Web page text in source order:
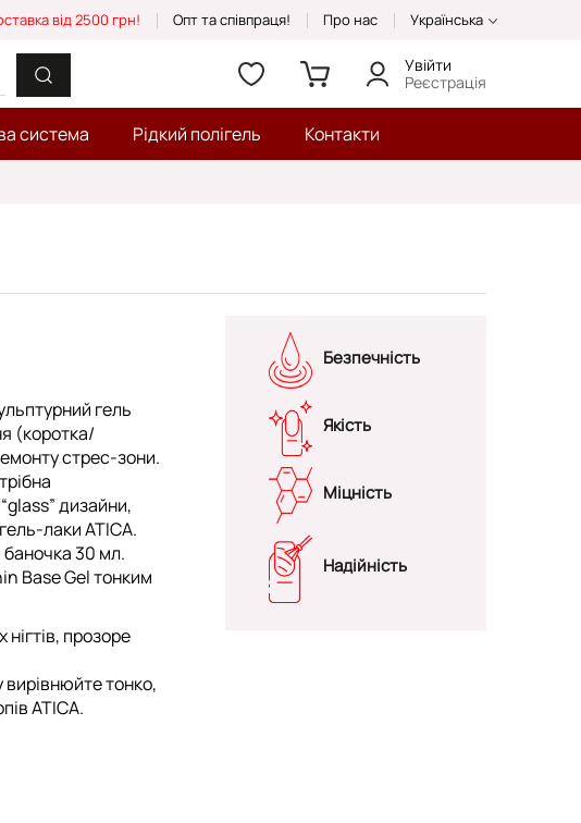
від 2500 грн! Опт та співпраця! Про нас Українська
Увійти
Реєстрація
система Рідкий полігель Контакти
гель
(коротка/
стрес-зони.
дизайни,
гель-лаки ATICA.
баночка 30 мл.
Base Gelтонким
прозоре
тонко,
ATICA.
Безпечність
Якість
Міцність
Надійність